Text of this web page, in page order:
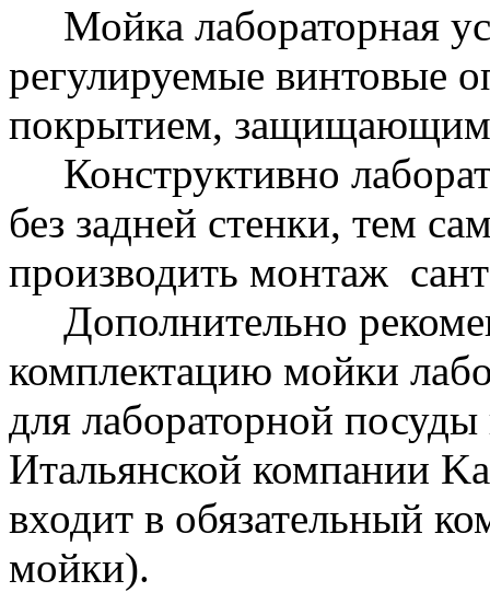
Мойка лабораторная
регулируемые винтовые
покрытием, защищающим
Конструктивно
без задней стенки, тем
производить монтаж
Дополнительно
комплектацию мойки
для лабораторной
Итальянской компании
входит в обязательный
мойки).